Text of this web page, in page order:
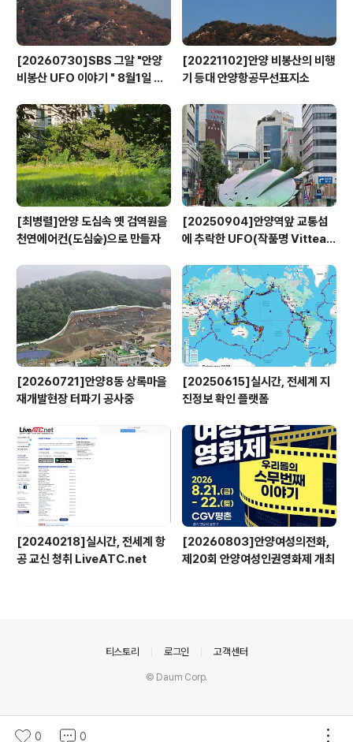
[20260730]SBS 그알 "안양
비봉산 UFO 이야기 " 8월1일 방
[20221102]안양 비봉산의 비행
기 등대 안양항공무선표지소
[최병렬]안양 도심속 옛 검역원을
천연에어컨(도심숲)으로 만들자
[20250904]안양역앞 교통섬
에 추락한 UFO(작품명 Vitteau
[20260721]안양8동 상록마을
재개발현장 터파기 공사중
[20250615]실시간, 전세계 지
진정보 확인 플랫폼
[20240218]실시간, 전세계 항
공 교신 청취 LiveATC.net
[20260803]안양여성의전화,
제20회 안양여성인권영화제 개최
0 0
티스토리 로그인 고객센터
© Daum Corp.